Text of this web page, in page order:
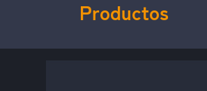
Productos